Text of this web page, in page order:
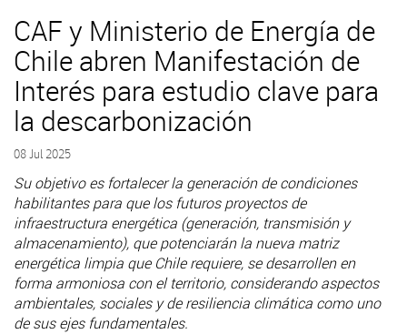
CAF y Ministerio de Energía de
Chile abren Manifestación de
Interés para estudio clave para
la descarbonización
08 Jul 2025
Su objetivo es fortalecer la generación de condiciones
habilitantes para que los futuros proyectos de
infraestructura energética (generación, transmisión y
almacenamiento), que potenciarán la nueva matriz
energética limpia que Chile requiere, se desarrollen en
forma armoniosa con el territorio, considerando aspectos
ambientales, sociales y de resiliencia climática como uno
de sus ejes fundamentales.